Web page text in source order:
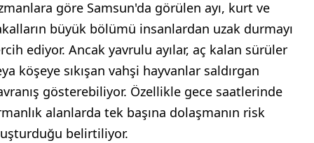
göre Samsun'da görülen ayı, kurt ve
büyük bölümü insanlardan uzak durmayı
ediyor. Ancak yavrulu ayılar, aç kalan sürüler
köşeye sıkışan vahşi hayvanlar saldırgan
gösterebiliyor. Özellikle gece saatlerinde
alanlarda tek başına dolaşmanın risk
belirtiliyor.